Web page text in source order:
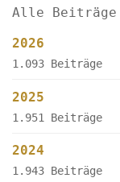
Alle Beiträge
2026
1.093 Beiträge
2025
1.951 Beiträge
2024
1.943 Beiträge